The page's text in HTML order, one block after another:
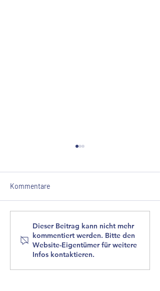
Magazin: Architecture
Européenne
Sommerausgabe 2023 -
Wohnhaus an der
Obermosel
Kommentare
Dieser Beitrag kann nicht mehr
kommentiert werden. Bitte den
Website-Eigentümer für weitere
Infos kontaktieren.